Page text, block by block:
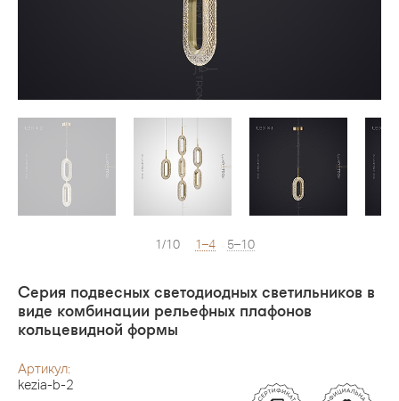
1/10 1–4 5–10
Серия подвесных светодиодных светильников в
виде комбинации рельефных плафонов
кольцевидной формы
Артикул:
kezia-b-2